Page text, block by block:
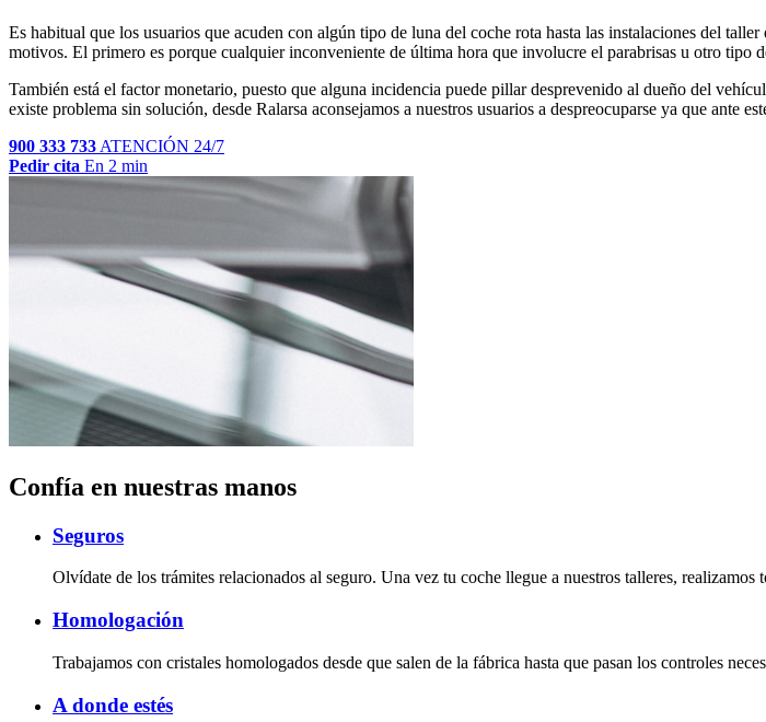
Es habitual que los usuarios que acuden con algún tipo de luna del coche rota hasta las instalaciones del taller
motivos. El primero es porque cualquier inconveniente de última hora que involucre el parabrisas u otro tipo
También está el factor monetario, puesto que alguna incidencia puede pillar desprevenido al dueño del
existe problema sin solución, desde Ralarsa aconsejamos a nuestros usuarios a despreocuparse ya que ante
900 333 733 ATENCIÓN 24/7
Pedir cita En 2 min
Confía en nuestras manos
Seguros
Olvídate de los trámites relacionados al seguro. Una vez tu coche llegue a nuestros talleres, realizamos
Homologación
Trabajamos con cristales homologados desde que salen de la fábrica hasta que pasan los controles
A donde estés